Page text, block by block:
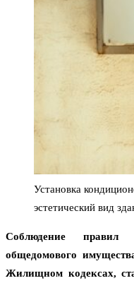
Установка
эстетический вид
Соблюдение правил
общедомового
Жилищном кодексах,